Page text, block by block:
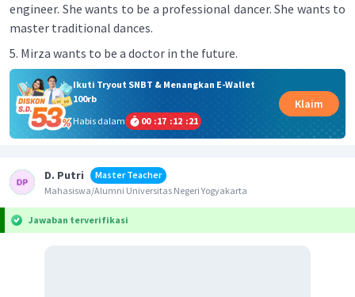
engineer. She wants to be a professional dancer. She wants to
master traditional dances.
5. Mirza wants to be a doctor in the future.
Ikuti Tryout SNBT & Menangkan E-Wallet
100rb
Habis dalam
00 :17 :12 :21
Klaim
D. Putri
Master Teacher
Mahasiswa/Alumni Universitas Negeri Yogyakarta
Jawaban terverifikasi